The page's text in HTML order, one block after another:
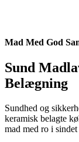
Mad Med God
Sund
Belægning
Sundhed og
keramisk belagte
mad med ro i